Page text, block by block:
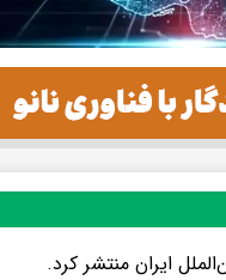
ایران منتشر کرد.